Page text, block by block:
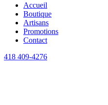
Accueil
Boutique
Artisans
Promotions
Contact
418 409-4276